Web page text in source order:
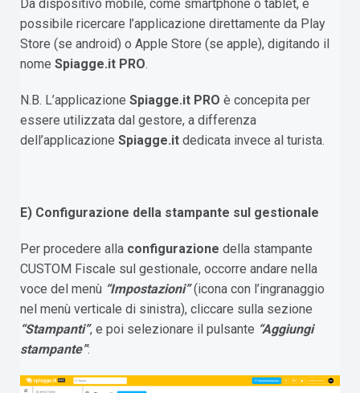
Da dispositivo mobile, come smartphone o tablet, è
possibile ricercare l’applicazione direttamente da Play
Store (se android) o Apple Store (se apple), digitando il
nome Spiagge.it PRO.
N.B. L’applicazione Spiagge.it PRO è concepita per
essere utilizzata dal gestore, a differenza
dell’applicazione Spiagge.it dedicata invece al turista.
E) Configurazione della stampante sul gestionale
Per procedere alla configurazione della stampante
CUSTOM Fiscale sul gestionale, occorre andare nella
voce del menù “Impostazioni”(icona con l’ingranaggio
nel menù verticale di sinistra), cliccare sulla sezione
“Stampanti”, e poi selezionare il pulsante “Aggiungi
stampante”: